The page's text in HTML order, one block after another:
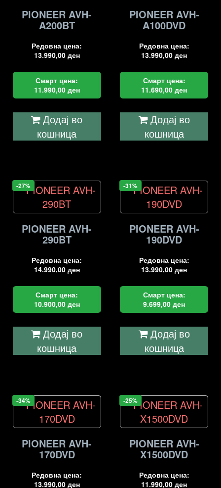
PIONEER AVH-
A200BT
Редовна цена:
13.990,00 ден
Смарт цена:
11.990,00 ден
Додај во
кошница
PIONEER AVH-
A100DVD
Редовна цена:
13.990,00ден
Смарт цена:
11.690,00ден
Додај во
кошница
-27%
PIONEER AVH-
290BT
Редовна цена:
14.990,00 ден
Смарт цена:
10.900,00 ден
Додај во
кошница
-31%
PIONEER AVH-
190DVD
Редовна цена:
13.990,00ден
Смарт цена:
9.699,00ден
Додај во
кошница
-34%
PIONEER AVH-
170DVD
Редовна цена:
13.990,00 ден
-25%
PIONEER AVH-
X1500DVD
Редовна цена:
11.990,00ден